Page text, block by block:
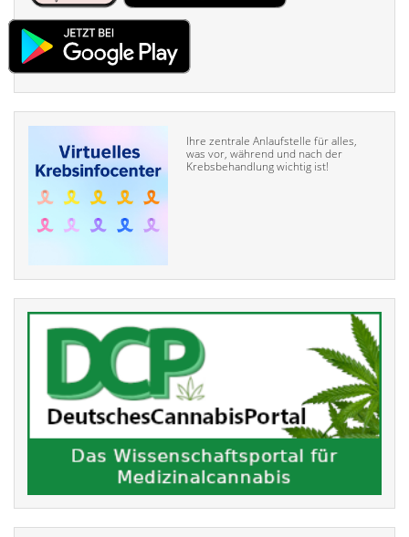
Ihre zentrale Anlaufstelle für alles,
was vor, während und nach der
Krebsbehandlung wichtig ist!